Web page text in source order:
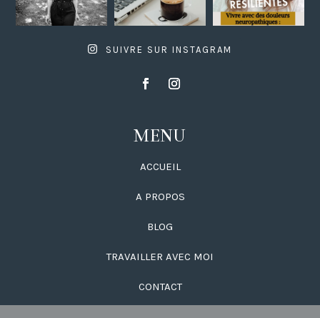
SUIVRE SUR INSTAGRAM
MENU
ACCUEIL
A PROPOS
BLOG
TRAVAILLER AVEC MOI
CONTACT